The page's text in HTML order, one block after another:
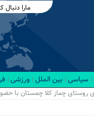
مارا دنبال
سیاسی بین الملل ورزشی